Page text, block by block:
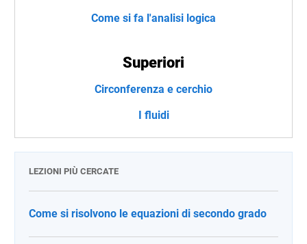
Come si fa l'analisi logica
Superiori
Circonferenza e cerchio
I fluidi
LEZIONI PIÙ CERCATE
Come si risolvono le equazioni di secondo grado